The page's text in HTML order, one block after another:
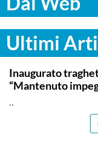
Ultimi
ITALPRESS
Inaugurato
“Mantenuto
..